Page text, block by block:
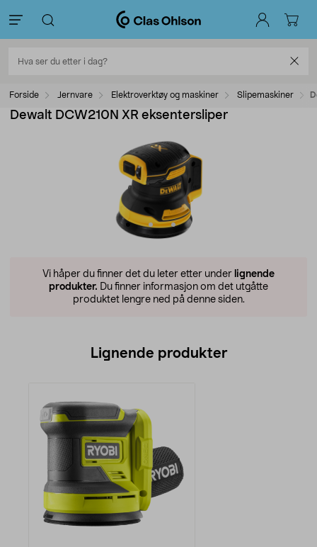
Forside Jernvare Elektroverktøy og maskiner Slipemaskiner
Dewalt DCW210N XR eksentersliper
Vi håper du finner det du leter etter under lignende
produkter. Du finner informasjon om det utgåtte
produktet lengre ned på denne siden.
Lignende produkter